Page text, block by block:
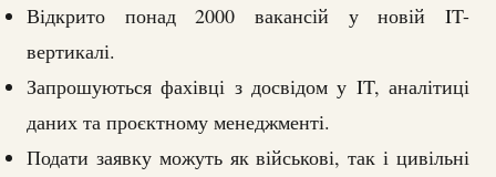
Відкрито понад 2000 вакансій у новій IT-
вертикалі.
Запрошуються фахівці з досвідом у IT, аналітиці
даних та проєктному менеджменті.
Подати заявку можуть як військові, так і цивільні